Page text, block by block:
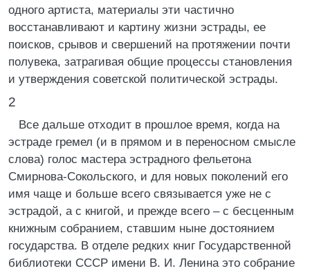
одного артиста, материалы эти частично
восстанавливают и картину жизни эстрады, ее
поисков, срывов и свершений на протяжении почти
полувека, затрагивая общие процессы становления
и утверждения советской политической эстрады.
2
Все дальше отходит в прошлое время, когда на
эстраде гремел (и в прямом и в переносном смысле
слова) голос мастера эстрадного фельетона
Смирнова-Сокольского, и для новых поколений его
имя чаще и больше всего связывается уже не с
эстрадой, а с книгой, и прежде всего – с бесценным
книжным собранием, ставшим ныне достоянием
государства. В отделе редких книг Государственной
библиотеки СССР имени В. И. Ленина это собрание